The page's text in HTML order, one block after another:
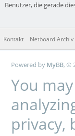
Benutzer, die gerade
Kontakt Netboard Archiv
Powered by MyBB, ©
You
privacy,